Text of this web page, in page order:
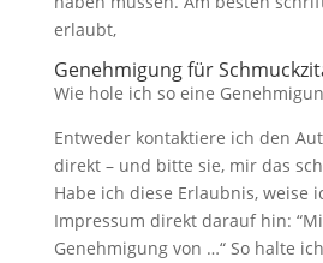
erlaubt,
Genehmigung für
Wie hole ich so eine
Entweder kontaktiere ich den
direkt – und bitte sie, mir das
Habe ich diese Erlaubnis, weise
Impressum direkt darauf hin:
Genehmigung von …“ So halte